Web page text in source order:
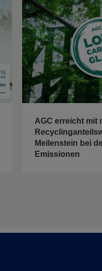
AGC erreicht mit
Meilenstein bei
Emissionen